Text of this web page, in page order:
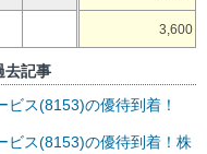
3,600
去記事
ビス(8153)の優待到着！
ビス(8153)の優待到着！株